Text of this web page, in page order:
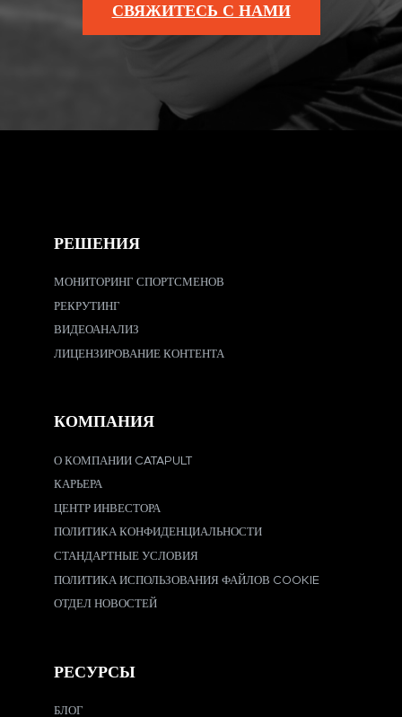
СВЯЖИТЕСЬ С НАМИ
РЕШЕНИЯ
МОНИТОРИНГ СПОРТСМЕНОВ
РЕКРУТИНГ
ВИДЕОАНАЛИЗ
ЛИЦЕНЗИРОВАНИЕ КОНТЕНТА
КОМПАНИЯ
О КОМПАНИИ CATAPULT
КАРЬЕРА
ЦЕНТР ИНВЕСТОРА
ПОЛИТИКА КОНФИДЕНЦИАЛЬНОСТИ
СТАНДАРТНЫЕ УСЛОВИЯ
ПОЛИТИКА ИСПОЛЬЗОВАНИЯ ФАЙЛОВ COOKIE
ОТДЕЛ НОВОСТЕЙ
РЕСУРСЫ
БЛОГ